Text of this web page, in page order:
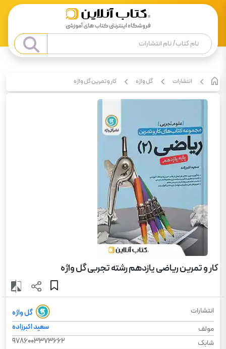
انتشارات گل واژه کار و تمرین گل واژه
کار و تمرین ریاضی یازدهم رشته تجربی گل واژه
انتشارات
گل واژه
مولف
سعید اکبرزاده
شابک
9786003373662